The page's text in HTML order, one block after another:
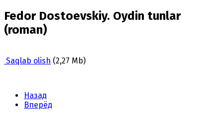
Fedor Dostoevskiy. Oydin tunlar
(roman)
Saqlab olish (2,27 Mb)
Назад
Вперёд